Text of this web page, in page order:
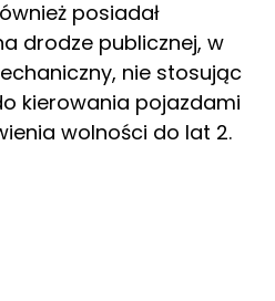
posiadał
drodze publicznej, w
nie stosując
kierowania pojazdami
wolności do lat 2.